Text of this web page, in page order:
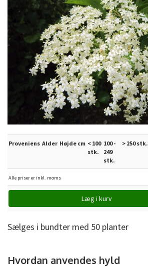
Proveniens Alder Højde cm < 100
stk.
100 -
249
stk.
> 250 stk.
Alle priser er inkl. moms
Sælges i bundter med 50 planter
Hvordan anvendes hyld